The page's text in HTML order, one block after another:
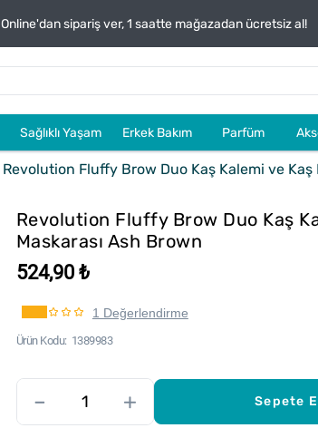
Online'dan sipariş ver, 1 saatte mağazadan ücretsiz al!
Sağlıklı Yaşam Erkek Bakım Parfüm
Revolution Fluffy Brow Duo Kaş Kalemi ve Kaş
Revolution Fluffy Brow Duo Kaş
Maskarası Ash Brown
524,90 ₺
1 Değerlendirme
Ürün Kodu 1389983
– + Sepete